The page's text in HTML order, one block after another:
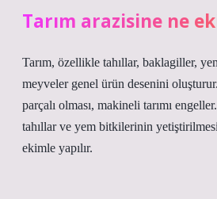
Tarım arazisine ne
Tarım, özellikle tahıllar, baklagiller,
meyveler genel ürün desenini
parçalı olması, makineli tarımı
tahıllar ve yem bitkilerinin
ekimle yapılır.